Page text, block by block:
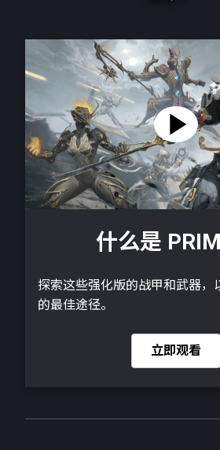
什么是
探索这些强化版的战甲和武器，
的最佳途径。
立即观看